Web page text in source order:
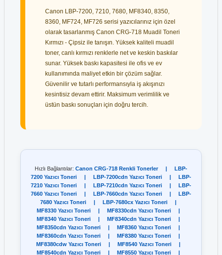
Canon LBP-7200, 7210, 7680, MF8340, 8350,
8360, MF724, MF726 serisi yazıcılarınız için özel
olarak tasarlanmış Canon CRG-718 Muadil Toneri
Kırmızı - Çipsiz ile tanışın. Yüksek kaliteli muadil
toner, canlı kırmızı renklerle net ve keskin baskılar
sunar. Yüksek baskı kapasitesi ile ofis ve ev
kullanımında maliyet etkin bir çözüm sağlar.
Güvenilir ve tutarlı performansıyla iş akışınızı
kesintisiz devam ettirir. Maksimum verimlilik ve
üstün baskı sonuçları için doğru tercih.
Hızlı Bağlantılar: Canon CRG-718 Renkli Tonerler |
LBP-
7200 Yazıcı Toneri
| LBP-7200cdn Yazıcı Toneri |
LBP-
7210 Yazıcı Toneri
| LBP-7210cdn Yazıcı Toneri |
LBP-
7660 Yazıcı Toneri
| LBP-7660cdn Yazıcı Toneri |
LBP-
7680 Yazıcı Toneri
| LBP-7680cx Yazıcı Toneri
|
MF8330 Yazıcı Toneri
| MF8330cdn Yazıcı Toneri
|
MF8340 Yazıcı Toneri
| MF8340cdn Yazıcı Toneri
|
MF8350cdn Yazıcı Toneri
| MF8360 Yazıcı Toneri
|
MF8360cdn Yazıcı Toneri
| MF8380 Yazıcı Toneri
|
MF8380cdw Yazıcı Toneri
| MF8540 Yazıcı Toneri
|
MF8540cdn Yazıcı Toneri
| MF8550 Yazıcı Toneri |